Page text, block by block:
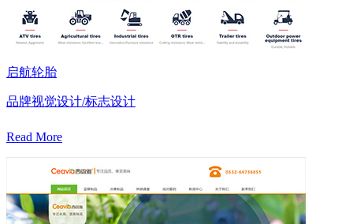
启航轮胎
品牌视觉设计/标志设计
Read More